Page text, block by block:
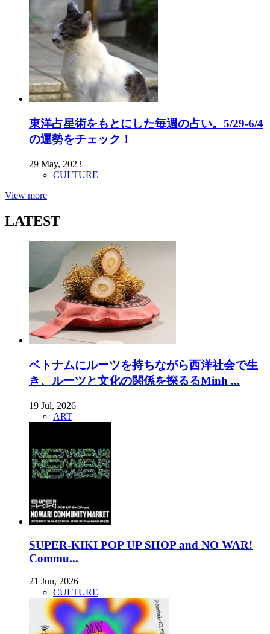
東洋占星術をもとにした毎週の占い。5/29-6/4
の運勢をチェック！
29 May, 2023
CULTURE
View more
LATEST
ベトナムにルーツを持ちながら西洋社会で生
き、ルーツと文化の関係を探るるMinh ...
19 Jul, 2026
ART
SUPER-KIKI POP UP SHOP and NO WAR!
Commu...
21 Jun, 2026
CULTURE